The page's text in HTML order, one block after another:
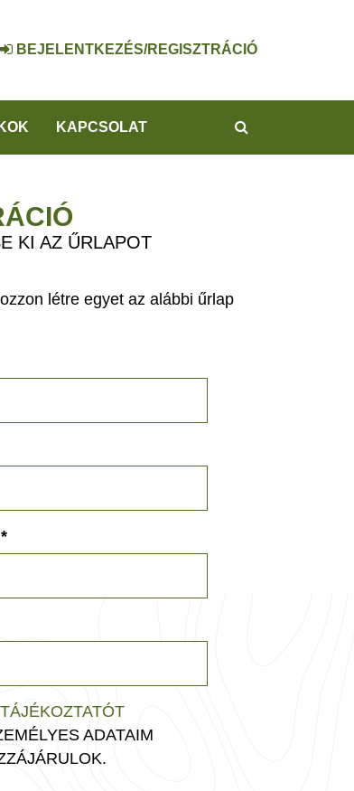
BEJELENTKEZÉS/REGISZTRÁCIÓ
KAPCSOLAT
KI AZ ŰRLAPOT
létre egyet az alábbi űrlap
*
ADATAIM